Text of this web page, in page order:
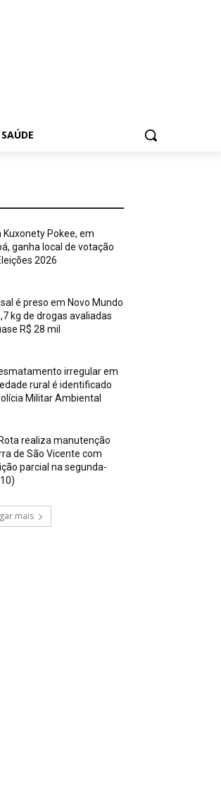
SAÚDE
Kuxonety Pokee, em
ganha local de votação
2026
é preso em Novo Mundo
kg de drogas avaliadas
R$ 28 mil
irregular em
rural é identificado
Militar Ambiental
realiza manutenção
de São Vicente com
parcial na segunda-
mais